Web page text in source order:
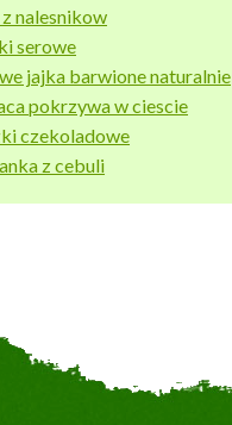
nalesnikow
serowe
jajka barwione naturalnie
pokrzywa w ciescie
czekoladowe
z cebuli